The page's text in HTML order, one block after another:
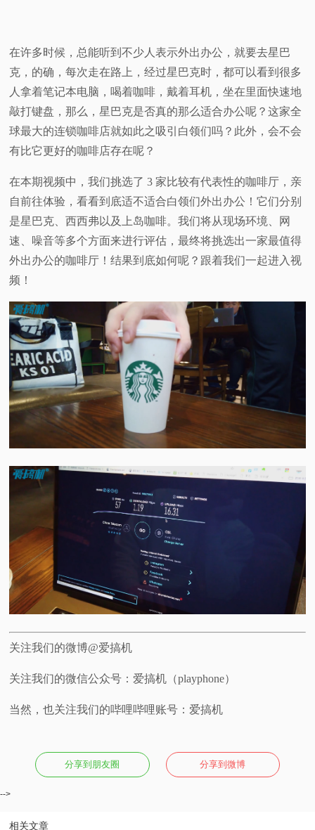
体
专
题
在许多时候，总能听到不少人表示外出办公，就要去星巴
克，的确，每次走在路上，经过星巴克时，都可以看到很多
人拿着笔记本电脑，喝着咖啡，戴着耳机，坐在里面快速地
敲打键盘，那么，星巴克是否真的那么适合办公呢？这家全
球最大的连锁咖啡店就如此之吸引白领们吗？此外，会不会
有比它更好的咖啡店存在呢？
在本期视频中，我们挑选了 3 家比较有代表性的咖啡厅，亲
自前往体验，看看到底适不适合白领们外出办公！它们分别
是星巴克、西西弗以及上岛咖啡。我们将从现场环境、网
速、噪音等多个方面来进行评估，最终将挑选出一家最值得
外出办公的咖啡厅！结果到底如何呢？跟着我们一起进入视
频！
关注我们的微博@爱搞机
关注我们的微信公众号：爱搞机（playphone）
当然，也关注我们的哔哩哔哩账号：爱搞机
分享到朋友圈 分享到微博
-->
相关文章